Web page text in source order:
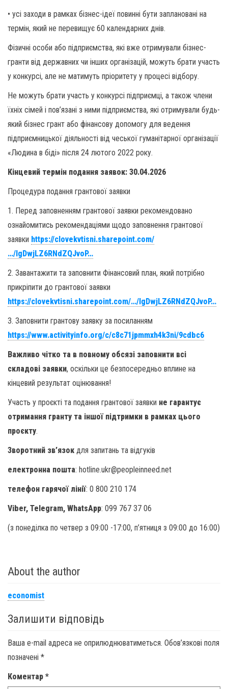
• усі заходи в рамках бізнес-ідеї повинні бути заплановані на
термін, який не перевищує 60 календарних днів.
Фізичні особи або підприємства, які вже отримували бізнес-
гранти від державних чи інших організацій, можуть брати участь
у конкурсі, але не матимуть пріоритету у процесі відбору.
Не можуть брати участь у конкурсі підприємці, а також члени
їхніх сімей і пов’язані з ними підприємства, які отримували будь-
який бізнес грант або фінансову допомогу для ведення
підприємницької діяльності від чеської гуманітарної організації
«Людина в біді» після 24 лютого 2022 року.
Кінцевий термін подання заявок: 30.04.2026
Процедура подання грантової заявки
1. Перед заповненням грантової заявки рекомендовано
ознайомитись рекомендаціями щодо заповнення грантової
заявки https://clovekvtisni.sharepoint.com/
…/IgDwjLZ6RNdZQJvoP…
2. Завантажити та заповнити Фінансовий план, який потрібно
прикріпити до грантової заявки
https://clovekvtisni.sharepoint.com/…/IgDwjLZ6RNdZQJvoP…
3. Заповнити грантову заявку за посиланням
https://www.activityinfo.org/c/c8c71jpmmxh4k3ni/9cdbc6
Важливо чітко та в повному обсязі заповнити всі
складові заявки, оскільки це безпосередньо вплине на
кінцевий результат оцінювання!
Участь у проєкті та подання грантової заявки не гарантує
отримання гранту та іншої підтримки в рамках цього
проєкту.
Зворотний зв’язок для запитань та відгуків
електронна пошта: hotline.ukr@peopleinneed.net
телефон гарячої лінії: 0 800 210 174
Viber, Telegram, WhatsApp: 099 767 37 06
(з понеділка по четвер з 09:00 -17:00, п’ятниця з 09:00 до 16:00)
About the author
economist
Залишити відповідь
Ваша e-mail адреса не оприлюднюватиметься. Обов’язкові поля
позначені *
Коментар *